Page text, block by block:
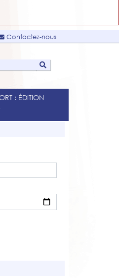
Contactez-nous
: ÉDITION